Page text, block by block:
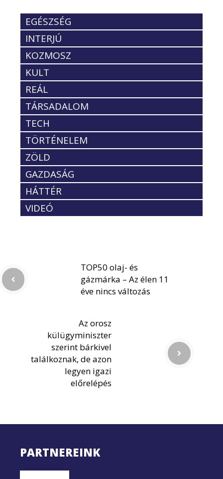
EGÉSZSÉG
INTERJÚ
KOZMOSZ
KULT
REÁL
TÁRSADALOM
TECH
TÖRTÉNELEM
ZÖLD
GAZDASÁG
HÁTTÉR
VIDEÓ
TOP50 olaj- és
gázmárka – Az élen 11
éve nincs változás
Az orosz
külügyminiszter
szerint bárkivel
találkoznak, de azon
legyen igazi
előrelépés
PARTNEREINK